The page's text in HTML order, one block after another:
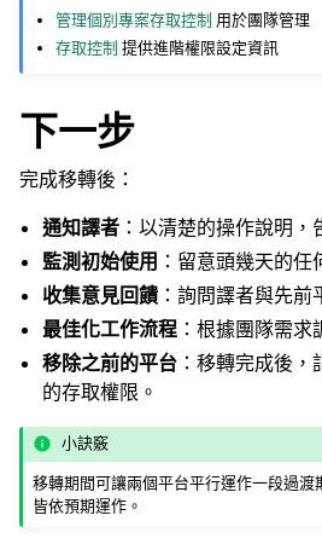
管理個別專案存取控制 用於團隊管理
存取控制 提供進階權限設定資訊
下一步
完成移轉後：
通知譯者 ：以清楚的操作說明
監測初始使用 ：留意頭幾天的任
收集意見回饋 ：詢問譯者與先
最佳化工作流程 ：根據團隊需求
移除之前的平台 ：移轉完成後
的存取權限。
小訣竅
移轉期間可讓兩個平台平行運作一段過
皆依預期運作。